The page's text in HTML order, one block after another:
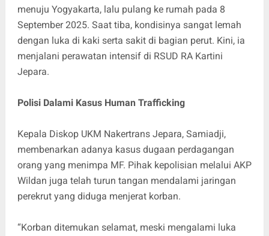
menuju Yogyakarta, lalu pulang ke rumah pada 8
September 2025. Saat tiba, kondisinya sangat lemah
dengan luka di kaki serta sakit di bagian perut. Kini, ia
menjalani perawatan intensif di RSUD RA Kartini
Jepara.
Polisi Dalami Kasus Human Trafficking
Kepala Diskop UKM Nakertrans Jepara, Samiadji,
membenarkan adanya kasus dugaan perdagangan
orang yang menimpa MF. Pihak kepolisian melalui AKP
Wildan juga telah turun tangan mendalami jaringan
perekrut yang diduga menjerat korban.
“Korban ditemukan selamat, meski mengalami luka